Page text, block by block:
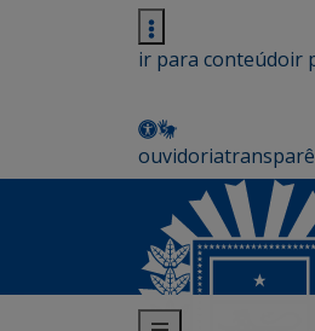
ir para conteúdoir
ouvidoria